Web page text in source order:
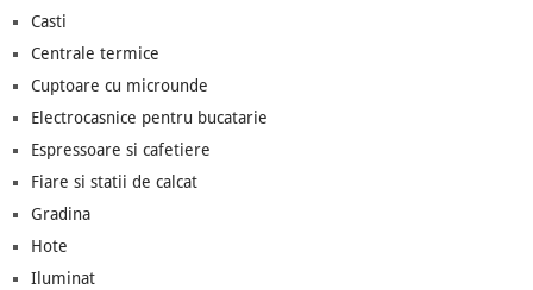
Casti
Centrale termice
Cuptoare cu microunde
Electrocasnice pentru bucatarie
Espressoare si cafetiere
Fiare si statii de calcat
Gradina
Hote
Iluminat